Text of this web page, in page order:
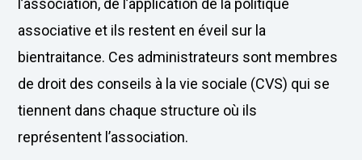
l’association, de l’application de la politique
associative et ils restent en éveil sur la
bientraitance. Ces administrateurs sont membres
de droit des conseils à la vie sociale (CVS) qui se
tiennent dans chaque structure où ils
représentent l’association.